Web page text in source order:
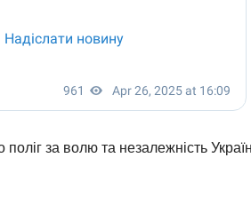
поліг за волю та незалежність